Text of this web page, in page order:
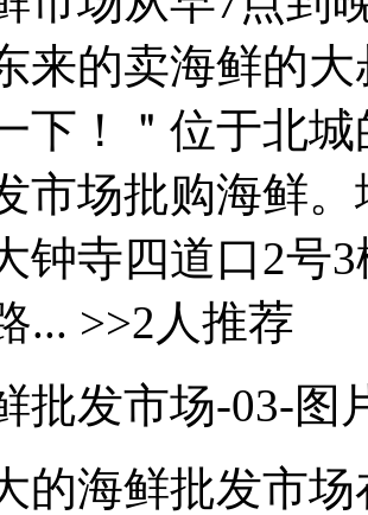
来的卖海鲜的
下！＂位于北
市场批购海鲜
钟寺四道口2号
... >>2人推荐
批发市场-03-图
的海鲜批发市